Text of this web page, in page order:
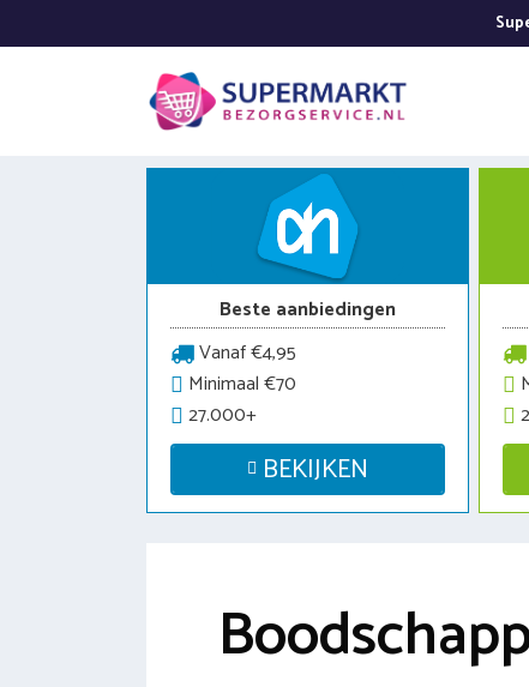
naar
Beste aanbiedingen
Vanaf €4,95
Minimaal €70
27.000+
BEKIJKEN